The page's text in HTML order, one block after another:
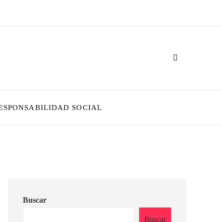
SOCIAL
Buscar
Buscar